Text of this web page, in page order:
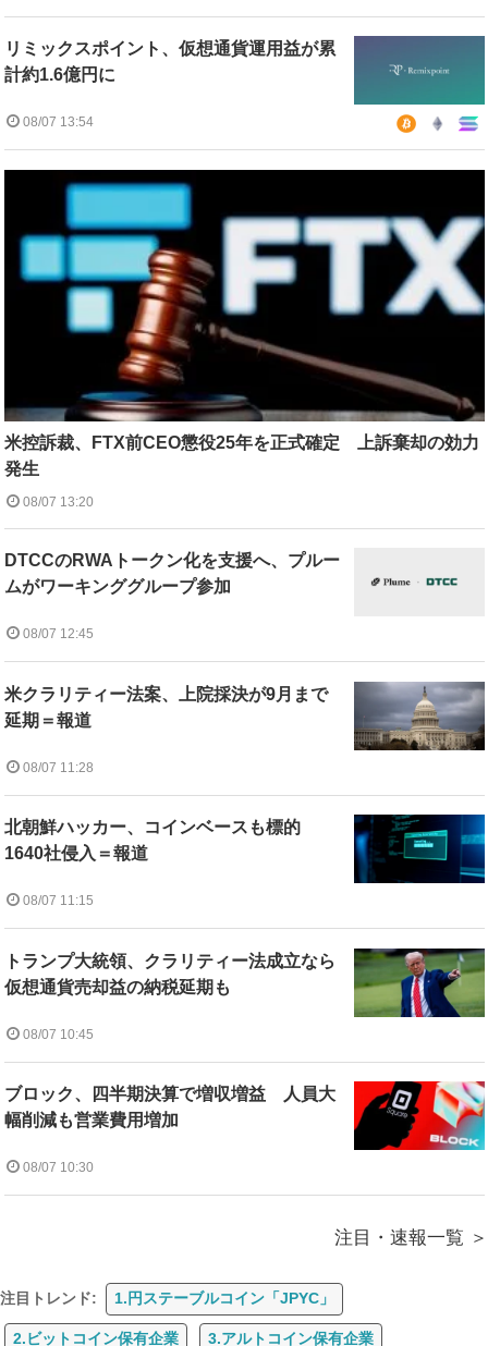
リミックスポイント、仮想通貨運用益が累
計約1.6億円に
08/07 13:54
米控訴裁、FTX前CEO懲役25年を正式確定 上訴棄却の効力
発生
08/07 13:20
DTCCのRWAトークン化を支援へ、プルー
ムがワーキンググループ参加
08/07 12:45
米クラリティー法案、上院採決が9月まで
延期＝報道
08/07 11:28
北朝鮮ハッカー、コインベースも標的
1640社侵入＝報道
08/07 11:15
トランプ大統領、クラリティー法成立なら
仮想通貨売却益の納税延期も
08/07 10:45
ブロック、四半期決算で増収増益 人員大
幅削減も営業費用増加
08/07 10:30
注目・速報一覧
注目トレンド: 1.円ステーブルコイン「JPYC」
2.ビットコイン保有企業 3.アルトコイン保有企業